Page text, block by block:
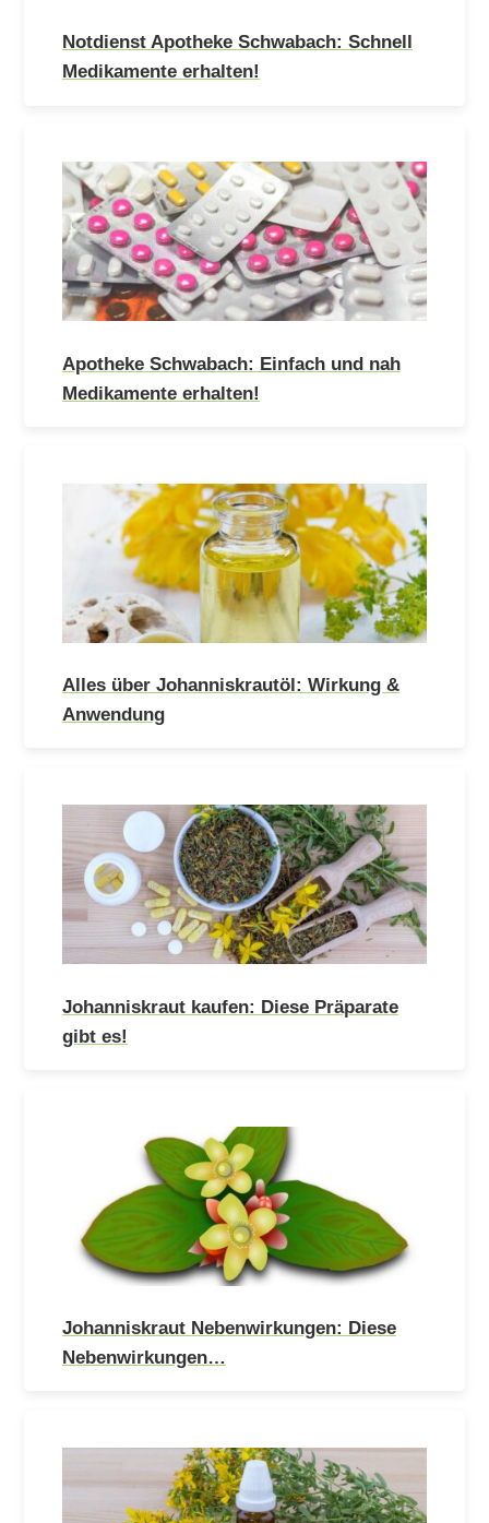
Notdienst Apotheke Schwabach: Schnell
Medikamente erhalten!
Apotheke Schwabach: Einfach und nah
Medikamente erhalten!
Alles über Johanniskrautöl: Wirkung &
Anwendung
Johanniskraut kaufen: Diese Präparate
gibt es!
Johanniskraut Nebenwirkungen: Diese
Nebenwirkungen…